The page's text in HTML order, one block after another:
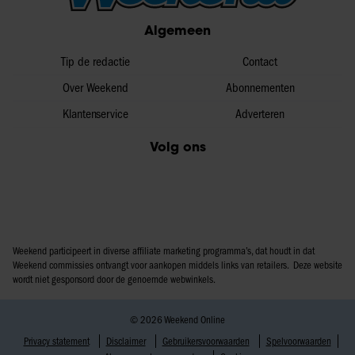
partners kunnen deze gegevens combineren met andere
informatie die u aan ze heeft verstrekt of die ze hebben
gaat akkoord met onze cookies als u onze website blijft
gebruiken.
Algemeen
Tip de redactie
Over Weekend
Klantenservice
Contact
Abonnementen
Adverteren
Volg ons
Weekend participeert in diverse affiliate marketing programma’s, dat houdt in dat
Weekend commissies ontvangt voor aankopen middels links van retailers. Deze website
wordt niet gesponsord door de genoemde webwinkels.
© 2026 Weekend Online
Privacy statement
Disclaimer Gebruikersvoorwaarden
Spelvoorwaarden